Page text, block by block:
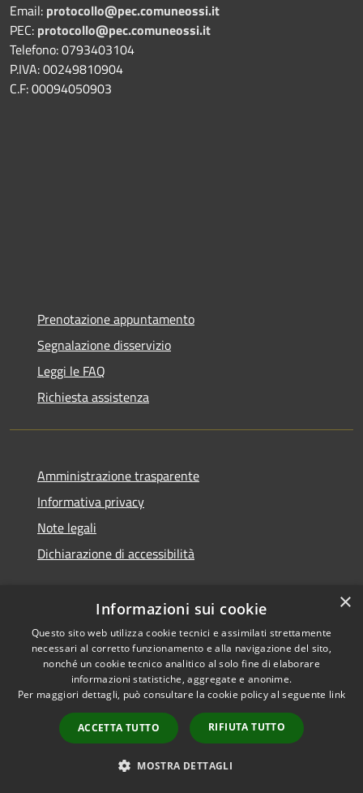
Email: protocollo@pec.comuneossi.it
PEC: protocollo@pec.comuneossi.it
Telefono: 0793403104
P.IVA: 00249810904
C.F: 00094050903
Prenotazione appuntamento
Segnalazione disservizio
Leggi le FAQ
Richiesta assistenza
Amministrazione trasparente
Informativa privacy
Note legali
Dichiarazione di accessibilità
RSS
Accessibilità
Copyright © 2026 • Comune di
Municipium•
Accesso
redazione
×
Informazioni sui cookie
Questo sito web utilizza cookie tecnici e assimilati strettamente
necessari al corretto funzionamento e alla navigazione del sito,
nonché un cookie tecnico analitico al solo fine di elaborare
informazioni statistiche, aggregate e anonime.
Per maggiori dettagli, può consultare la cookie policy al seguente link
ACCETTA TUTTO RIFIUTA TUTTO
MOSTRA DETTAGLI